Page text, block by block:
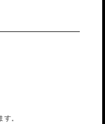
。